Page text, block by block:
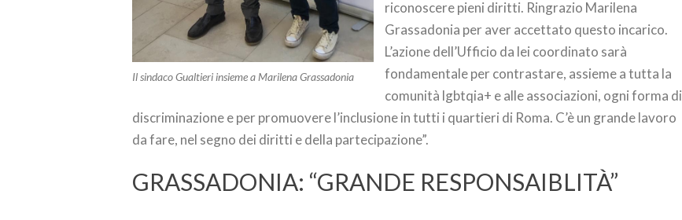
Il sindaco Gualtieri insieme a Marilena Grassadonia
riconoscere pieni diritti. Ringrazio Marilena
Grassadonia per aver accettato questo incarico.
L’azione dell’Ufficio da lei coordinato sarà
fondamentale per contrastare, assieme a tutta la
comunità lgbtqia+ e alle associazioni, ogni forma di
discriminazione e per promuovere l’inclusione in tutti i quartieri di Roma. C’è un grande lavoro
da fare, nel segno dei diritti e della partecipazione”.
GRASSADONIA: “GRANDE RESPONSAIBLITÀ”